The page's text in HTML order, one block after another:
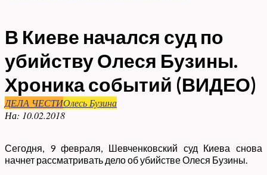
В Киеве начался суд по
убийству Олеся Бузины.
Хроника событий (ВИДЕО)
ДЕЛА ЧЕСТИОлесь Бузина
На: 10.02.2018
Сегодня, 9 февраля, Шевченковский суд Киева снова
начнет рассматривать дело об убийстве Олеся Бузины.